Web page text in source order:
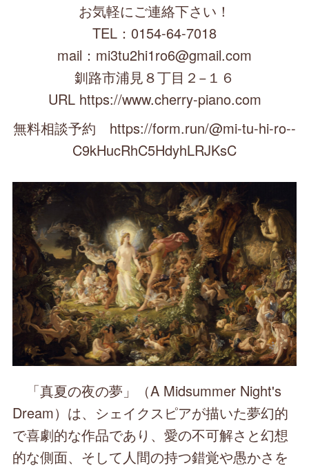
お気軽にご連絡下さい！
TEL：0154-64-7018
mail：mi3tu2hi1ro6@gmail.com
釧路市浦見８丁目２−１６
URL https://www.cherry-piano.com
無料相談予約 https://form.run/@mi-tu-hi-ro--
C9kHucRhC5HdyhLRJKsC
「真夏の夜の夢」（A Midsummer Night's
Dream）は、シェイクスピアが描いた夢幻的
で喜劇的な作品であり、愛の不可解さと幻想
的な側面、そして人間の持つ錯覚や愚かさを